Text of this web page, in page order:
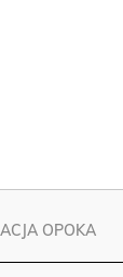
OPOKA